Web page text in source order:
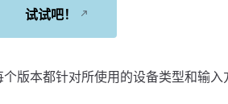
试试吧！
版本都针对所使用的设备类型和输入